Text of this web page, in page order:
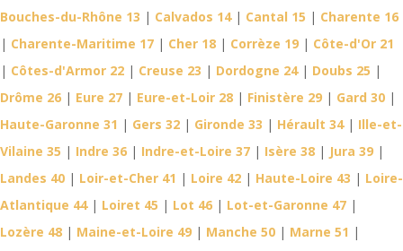
Bouches-du-Rhône 13 | Calvados 14| Cantal 15 | Charente 16
| Charente-Maritime 17 | Cher 18 | Corrèze 19 | Côte-d'Or 21
| Côtes-d'Armor 22 | Creuse 23 | Dordogne 24| Doubs 25 |
Drôme 26 | Eure 27 | Eure-et-Loir 28 | Finistère 29 | Gard 30 |
Haute-Garonne 31 | Gers 32 | Gironde 33 | Hérault 34| Ille-et-
Vilaine 35 | Indre 36 | Indre-et-Loire 37 | Isère 38 | Jura 39 |
Landes 40 | Loir-et-Cher 41 | Loire 42 | Haute-Loire 43 | Loire-
Atlantique 44| Loiret 45 | Lot 46 | Lot-et-Garonne 47 |
Lozère 48 | Maine-et-Loire 49 | Manche 50 | Marne 51 |